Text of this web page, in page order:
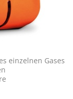
einzelnen Gases